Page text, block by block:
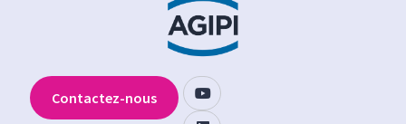
Contactez-nous